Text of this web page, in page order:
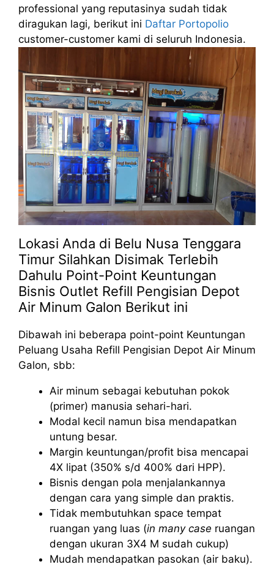
professional yang reputasinya sudah tidak
diragukan lagi, berikut ini Daftar Portopolio
customer-customer kami di seluruh Indonesia.
Lokasi Anda di Belu Nusa Tenggara
Timur Silahkan Disimak Terlebih
Dahulu Point-Point Keuntungan
Bisnis Outlet Refill Pengisian Depot
Air Minum Galon Berikut ini
Dibawah ini beberapa point-point Keuntungan
Peluang Usaha Refill Pengisian Depot Air Minum
Galon, sbb:
Air minum sebagai kebutuhan pokok
(primer) manusia sehari-hari.
Modal kecil namun bisa mendapatkan
untung besar.
Margin keuntungan/profit bisa mencapai
4X lipat (350% s/d 400% dari HPP).
Bisnis dengan pola menjalankannya
dengan cara yang simple dan praktis.
Tidak membutuhkan space tempat
ruangan yang luas (in many case ruangan
dengan ukuran 3X4 M sudah cukup)
Mudah mendapatkan pasokan (air baku).